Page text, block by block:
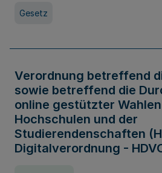
Gesetz
Verordnung betreffend
sowie betreffend die
online gestützter
Hochschulen und der
Studierendenschaften
Digitalverordnung -